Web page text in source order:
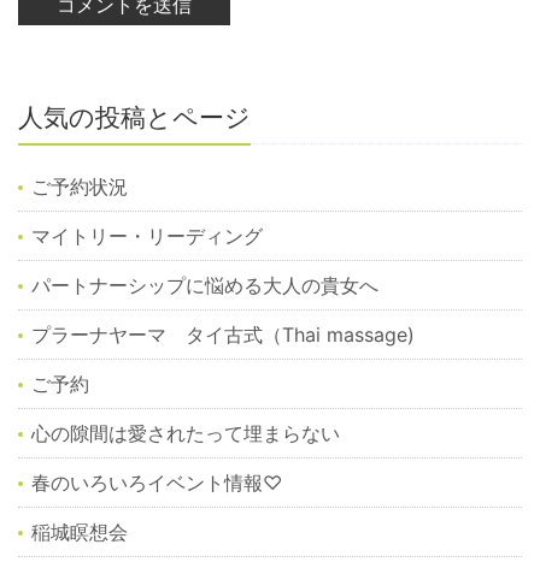
人気の投稿とページ
ご予約状況
マイトリー・リーディング
パートナーシップに悩める大人の貴女へ
プラーナヤーマ タイ古式（Thai massage)
ご予約
心の隙間は愛されたって埋まらない
春のいろいろイベント情報♡
稲城瞑想会